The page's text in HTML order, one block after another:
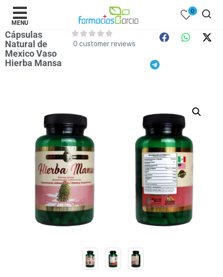
MENU
0
Cápsulas
Natural de
Mexico Vaso
Hierba Mansa
0 customer reviews